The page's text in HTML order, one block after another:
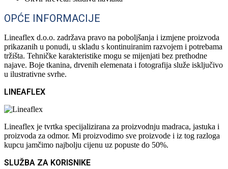
OPĆE INFORMACIJE
Lineaflex d.o.o. zadržava pravo na poboljšanja i izmjene proizvoda
prikazanih u ponudi, u skladu s kontinuiranim razvojem i potrebama
tržišta. Tehničke karakteristike mogu se mijenjati bez prethodne
najave. Boje tkanina, drvenih elemenata i fotografija služe isključivo
u ilustrativne svrhe.
LINEAFLEX
Lineaflex je tvrtka specijalizirana za proizvodnju madraca, jastuka i
proizvoda za odmor. Mi proizvodimo sve proizvode i iz tog razloga
kupcu jamčimo najbolju cijenu uz popuste do 50%.
SLUŽBA ZA KORISNIKE